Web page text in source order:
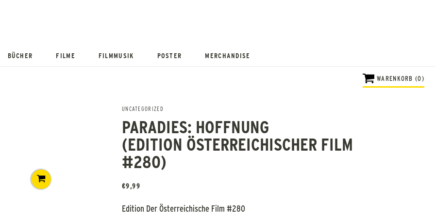
BÜCHER FILME FILMMUSIK POSTER MERCHANDISE
WARENKORB (0)
UNCATEGORIZED
PARADIES: HOFFNUNG
(EDITION ÖSTERREICHISCHER FILM
#280)
€9,99
Edition Der Österreichische Film #280